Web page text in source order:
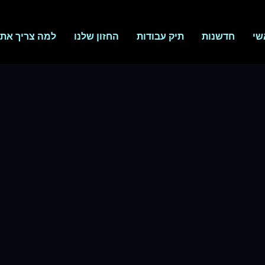
חדשנות תיק עבודות החזון שלנו למה צריך